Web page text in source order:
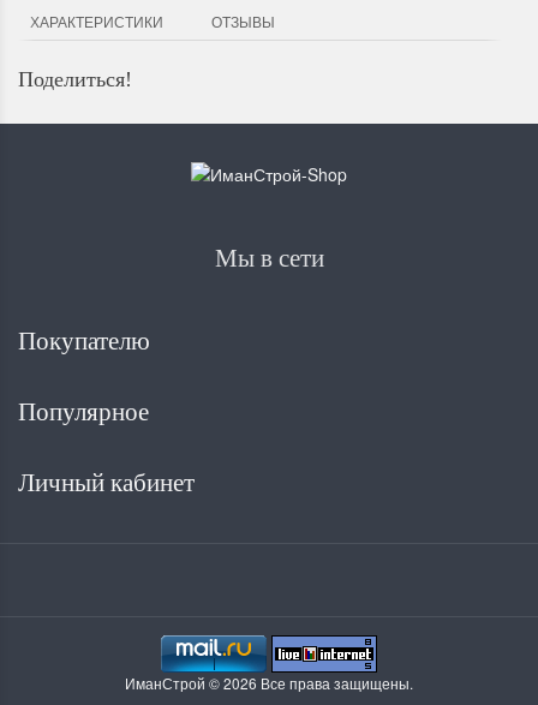
ХАРАКТЕРИСТИКИ ОТЗЫВЫ
Поделиться!
Мы в сети
Покупателю
Популярное
Личный кабинет
ИманСтрой © 2026 Все права защищены.